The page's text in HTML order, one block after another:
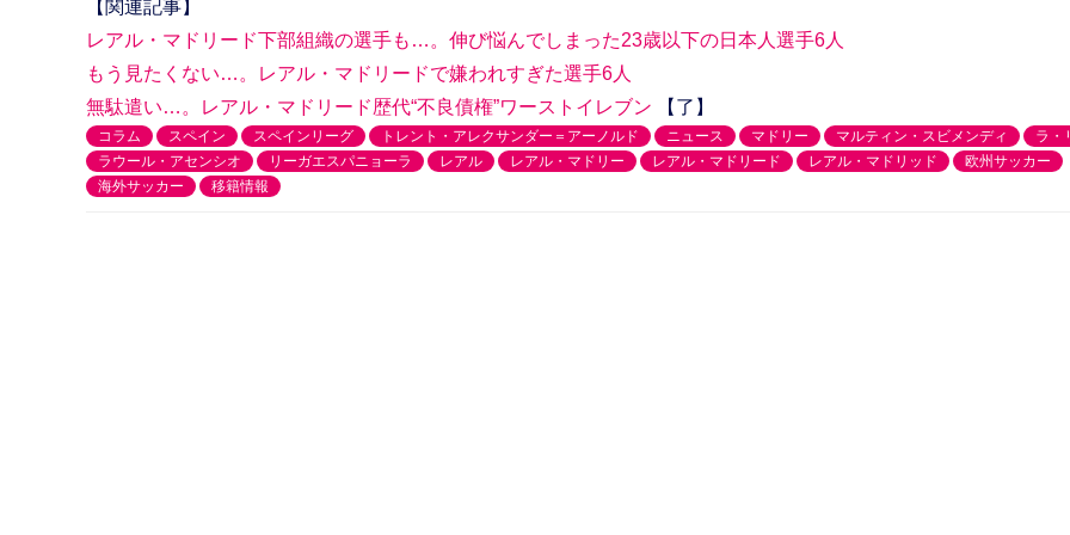
【関連記事】
レアル・マドリード下部組織の選手も…。伸び悩んでしまった23歳以下の日本人選手6人
もう見たくない…。レアル・マドリードで嫌われすぎた選手6人
無駄遣い…。レアル・マドリード歴代“不良債権”ワーストイレブン 【了】
コラム スペイン スペインリーグ トレント・アレクサンダー＝アーノルド ニュース マドリー マルティン・スビメンディ
ラ・
ラウール・アセンシオ
リーガエスパニョーラ レアル レアル・マドリー レアル・マドリード レアル・マドリッド
欧州サッカー
海外サッカー
移籍情報